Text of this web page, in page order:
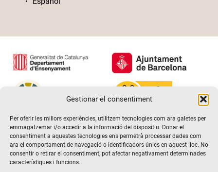
Gestionar el consentiment
Per oferir les millors experiències, utilitzem tecnologies com ara galetes per
emmagatzemar i/o accedir a la informació del dispositiu. Donar el
consentiment a aquestes tecnologies ens permetrà processar dades com
ara el comportament de navegació o identificadors únics en aquest lloc. No
consentir o retirar el consentiment, pot afectar negativament determinades
característiques i funcions.